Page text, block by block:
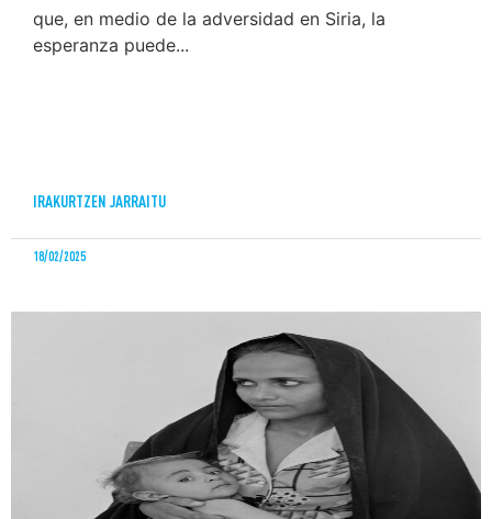
que, en medio de la adversidad en Siria, la
esperanza puede...
IRAKURTZEN JARRAITU
18/02/2025